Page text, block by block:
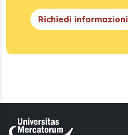
Richiedi informazioni